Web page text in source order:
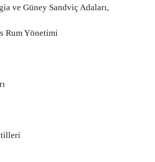
ve Güney Sandviç Adaları,
Rum Yönetimi